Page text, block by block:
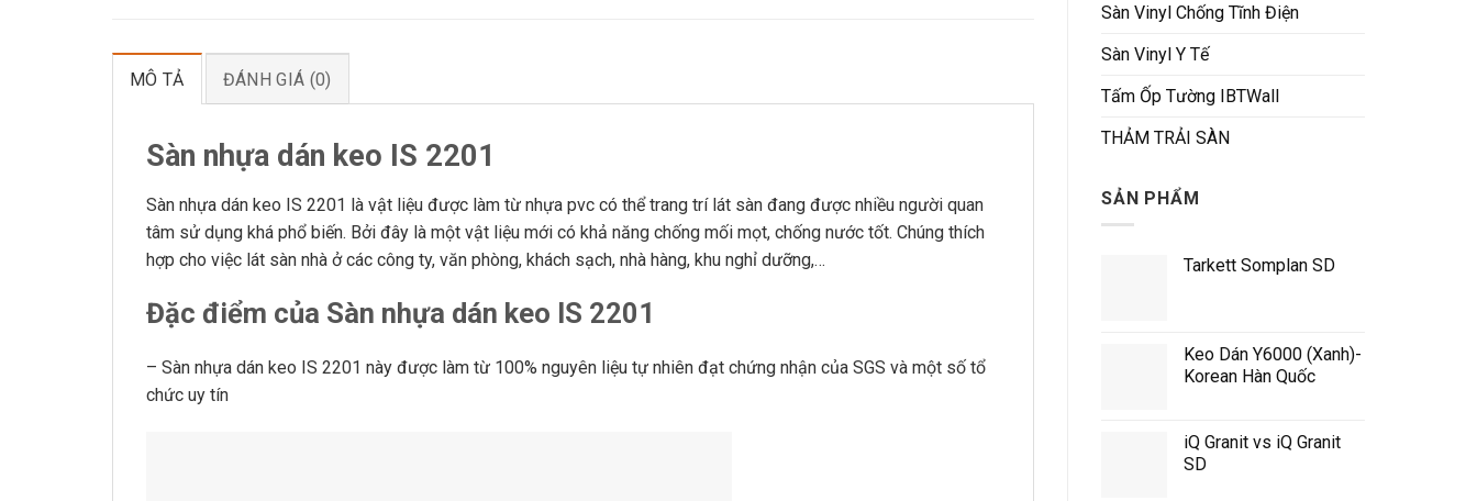
Sàn Vinyl Chống Tĩnh Điện
Sàn Vinyl Y Tế
Tấm Ốp Tường IBTWall
THẢM TRẢI SÀN
SẢN PHẨM
Tarkett Somplan SD
Keo Dán Y6000 (Xanh)-
Korean Hàn Quốc
iQ Granit vs iQ Granit
SD
MÔ TẢ ĐÁNH GIÁ (0)
Sàn nhựa dán keo IS 2201
Sàn nhựa dán keo IS 2201 là vật liệu được làm từ nhựa pvc có thể trang trí lát sàn đang được nhiều người quan
tâm sử dụng khá phổ biến. Bởi đây là một vật liệu mới có khả năng chống mối mọt, chống nước tốt. Chúng thích
hợp cho việc lát sàn nhà ở các công ty, văn phòng, khách sạch, nhà hàng, khu nghỉ dưỡng,…
Đặc điểm của Sàn nhựa dán keo IS 2201
– Sàn nhựa dán keo IS 2201 này được làm từ 100% nguyên liệu tự nhiên đạt chứng nhận của SGS và một số tổ
chức uy tín